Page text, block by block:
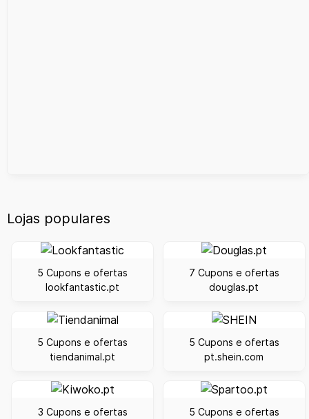
Lojas populares
5 Cupons e ofertas
lookfantastic.pt
7 Cupons e ofertas
douglas.pt
5 Cupons e ofertas
tiendanimal.pt
5 Cupons e ofertas
pt.shein.com
3 Cupons e ofertas
5 Cupons e ofertas